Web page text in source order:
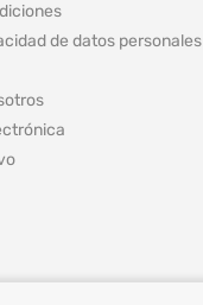
de datos personales